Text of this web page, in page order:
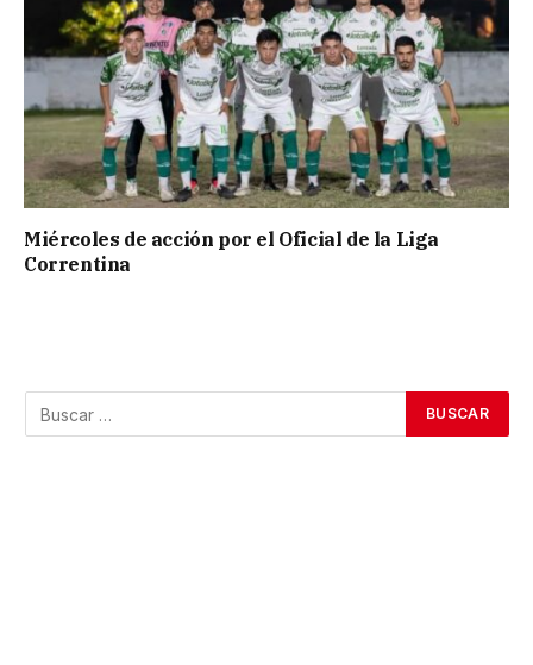
Miércoles de acción por el Oficial de la Liga
Correntina